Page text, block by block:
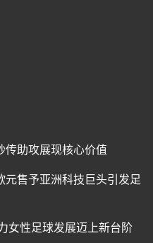
传助攻展现核心价值
售予亚洲科技巨头引发足
女性足球发展迈上新台阶